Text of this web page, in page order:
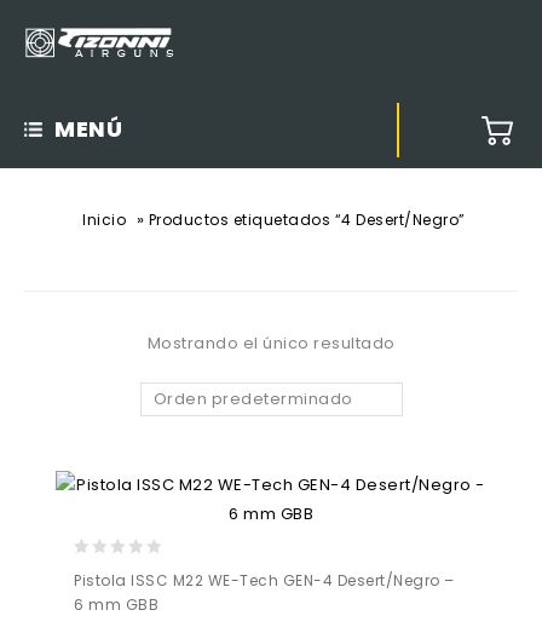
MENÚ
Inicio » Productos etiquetados “4 Desert/Negro”
Mostrando el único resultado
Orden predeterminado
out
of
Pistola ISSC M22 WE-Tech GEN-4 Desert/Negro –
6 mm GBB